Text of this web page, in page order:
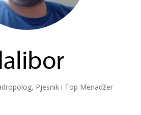
Pjesnik i Top Menadžer